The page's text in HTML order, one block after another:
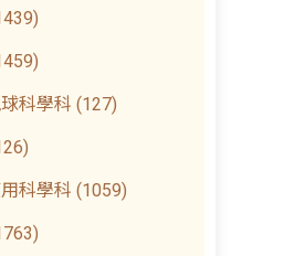
科學科 (127)
科學科 (1059)